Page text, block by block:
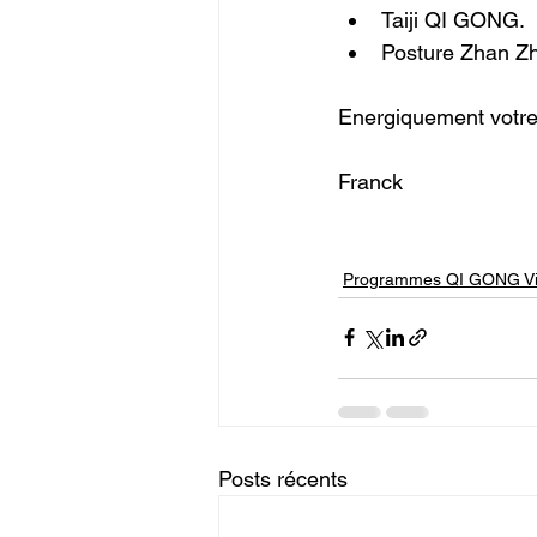
Taiji QI GONG.
Posture Zhan
Energiquement
Franck
Programmes QI GONG
Posts récents